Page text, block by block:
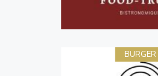
BURGER